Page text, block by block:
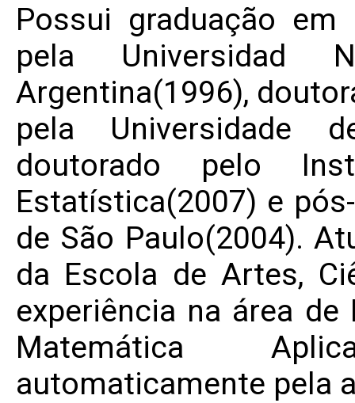
Possui graduação
pela Universidad
Argentina(1996),
pela Universidade
doutorado pelo
Estatística(2007) e
de São Paulo(2004).
da Escola de Artes,
experiência na área
Matemática
automaticamente pela